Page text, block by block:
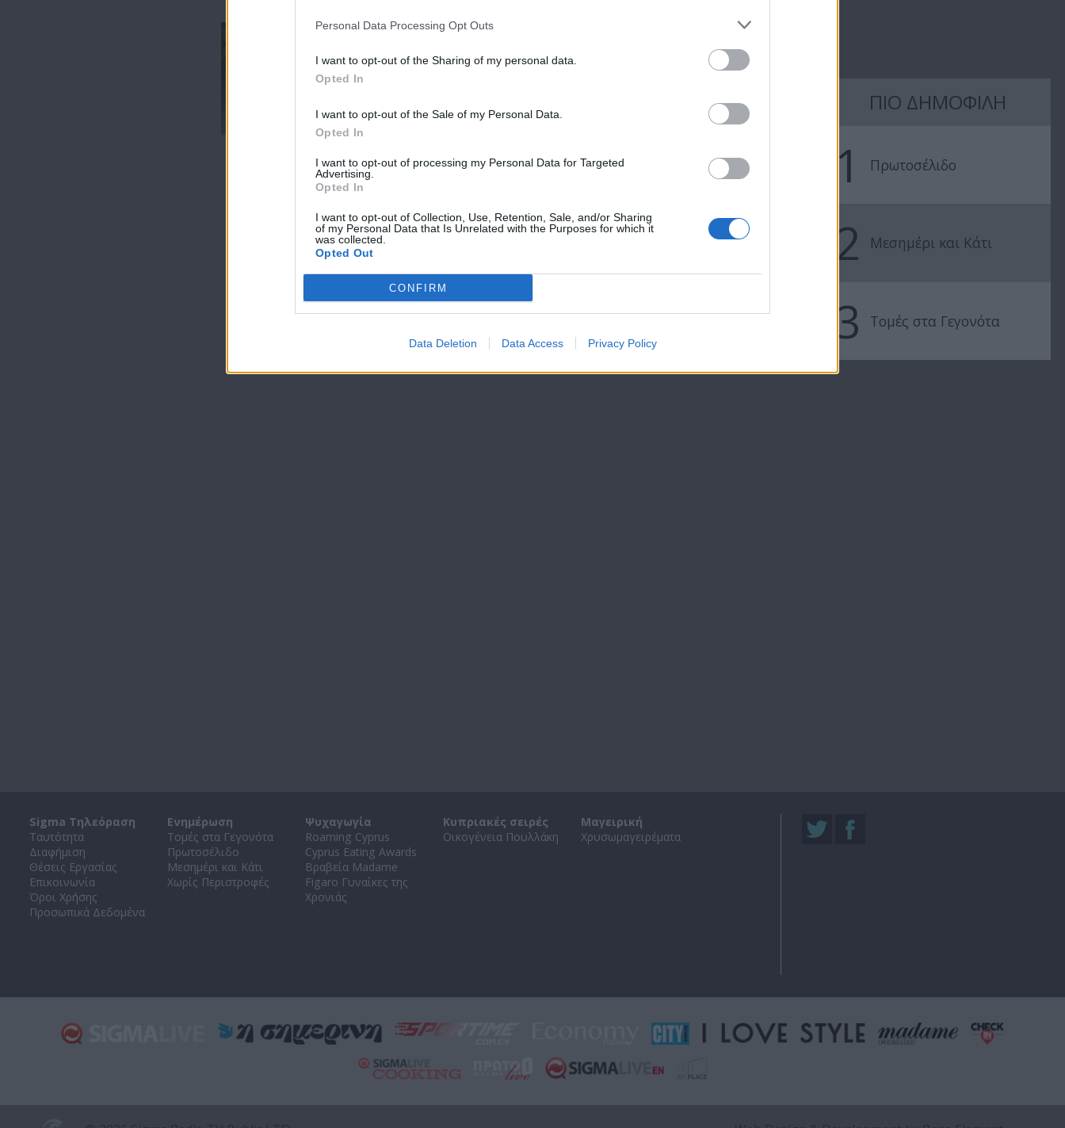
Personal Data Processing Opt Outs
I want to opt-out of the Sharing of my personal data.
Opted In
I want to opt-out of the Sale of my Personal Data.
Opted In
I want to opt-out of processing my Personal Data for Targeted
Advertising.
Opted In
I want to opt-out of Collection, Use, Retention, Sale, and/or Sharing
of my Personal Data that Is Unrelated with the Purposes for which it
was collected.
Opted Out
CONFIRM
Data Deletion Data Access Privacy Policy
Η Πεθερά επ. 59 Η Πεθερά επ. 58 Η Πεθερά επ. 57 Η Πεθερά
ΠΙΟ ΔΗΜΟΦΙΛΗ
1 Πρωτοσέλιδο
2 Μεσημέρι και Κάτι
3 Τομές στα Γεγονότα
Sigma Τηλεόραση
Ταυτότητα
Διαφήμιση
Θέσεις Εργασίας
Επικοινωνία
Όροι Χρήσης
Προσωπικά Δεδομένα
Ενημέρωση
Τομές στα Γεγονότα
Πρωτοσέλιδο
Μεσημέρι και Κάτι
Χωρίς Περιστροφές
Ψυχαγωγία
Roaming Cyprus
Cyprus Eating Awards
Βραβεία Madame
Figaro Γυναίκες της
Χρονιάς
Κυπριακές σειρές
Οικογένεια Πουλλάκη
Μαγειρική
Χρυσωμαγειρέματα